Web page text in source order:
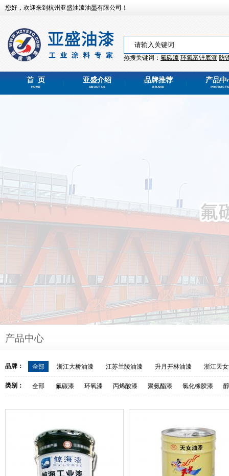
您好，欢迎来到杭州亚盛油漆油墨有限公司！
热搜关键词： 氟碳漆 环氧富锌底漆 防
首 页
HOME
亚盛介绍
ABOUT US
品牌推荐
BRAND
产品中
PRODUCTS
产品中心
品牌： 全部 浙江大桥油漆 江苏兰陵油漆 升月开林油漆 浙江天
类别： 全部 氟碳漆 环氧漆 丙烯酸漆 聚氨酯漆 氯化橡胶漆